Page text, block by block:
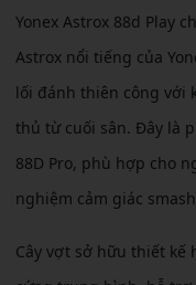
Yonex Astrox 88d Play
Astrox nổi tiếng của
lối đánh thiên công với
thủ từ cuối sân. Đây là
88D Pro, phù hợp cho
nghiệm cảm giác
Cây vợt sở hữu thiết